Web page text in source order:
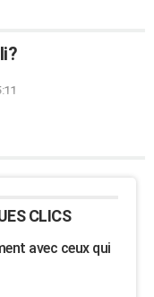
CLICS
avec ceux qui